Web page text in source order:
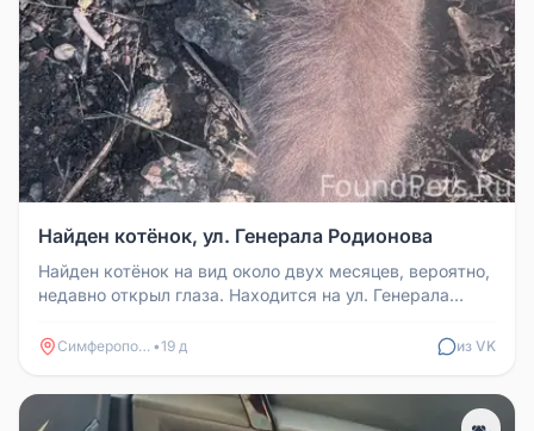
Найден котёнок, ул. Генерала Родионова
Найден котёнок на вид около двух месяцев, вероятно,
недавно открыл глаза. Находится на ул. Генерала
Симферополь •19 д из VK